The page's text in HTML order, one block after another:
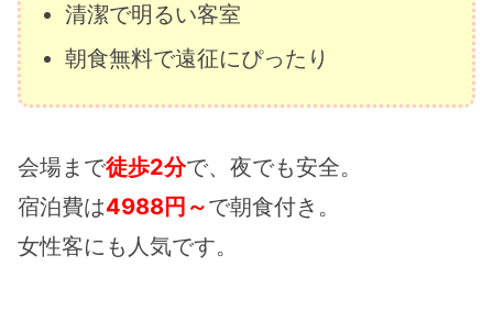
清潔で明るい客室
朝食無料で遠征にぴったり
会場まで徒歩2分で、夜でも安全。
宿泊費は4988円～で朝食付き。
女性客にも人気です。